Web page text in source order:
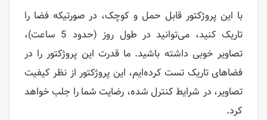
با این پروژکتور قابل حمل و کوچک، در صورتیکه فضا را
تاریک کنید، می‌توانید در طول روز (حدود 5 ساعت)،
تصاویر خوبی داشته باشید. ما قدرت این پروژکتور را در
فضاهای تاریک تست کرده‌ایم، این پروژکتور از نظر کیفیت
تصاویر، در شرایط کنترل شده، رضایت شما را جلب خواهد
کرد.